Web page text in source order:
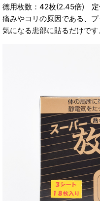
徳用枚数：42枚(2.45倍) 定
痛みやコリの原因である、プ
気になる患部に貼るだけです